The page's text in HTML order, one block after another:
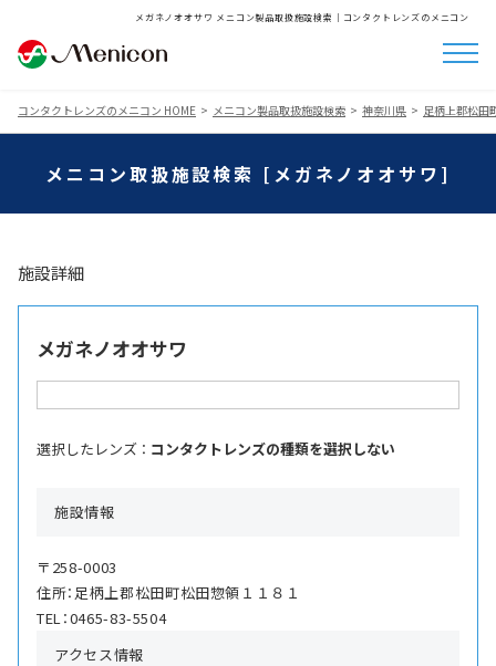
メガネノオオサワ メニコン製品取扱施設検索│コンタクトレンズのメニコン
コンタクトレンズのメニコン HOME メニコン製品取扱施設検索 神奈川県 足柄上郡松田
メニコン取扱施設検索 [メガネノオオサワ]
施設詳細
メガネノオオサワ
選択したレンズ ： コンタクトレンズの種類を選択しない
施設情報
〒258-0003
住所：足柄上郡松田町松田惣領１１８１
TEL：0465-83-5504
アクセス情報